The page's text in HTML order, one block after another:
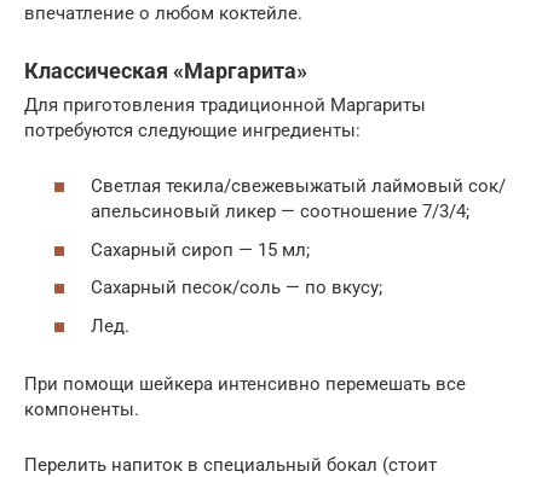
впечатление о любом коктейле.
Классическая «Маргарита»
Для приготовления традиционной Маргариты
потребуются следующие ингредиенты:
Светлая текила/свежевыжатый лаймовый сок/
апельсиновый ликер — соотношение 7/3/4;
Сахарный сироп — 15 мл;
Сахарный песок/соль — по вкусу;
Лед.
При помощи шейкера интенсивно перемешать все
компоненты.
Перелить напиток в специальный бокал (стоит